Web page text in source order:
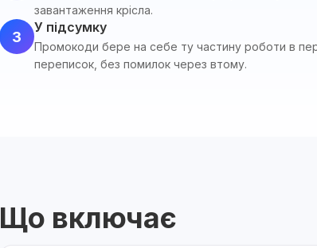
завантаження крісла.
3
У підсумку
Промокоди бере на себе ту частину роботи в
переписок, без помилок через втому.
Що включає